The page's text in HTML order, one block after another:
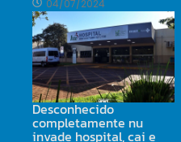
04/07/2024
Desconhecido
completamente nu
invade hospital, cai e